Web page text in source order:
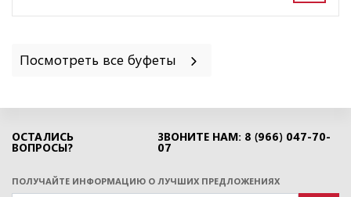
Посмотреть все буфеты
ОСТАЛИСЬ
ВОПРОСЫ?
ЗВОНИТЕ НАМ: 8 (966) 047-70-
07
ПОЛУЧАЙТЕ ИНФОРМАЦИЮ О ЛУЧШИХ ПРЕДЛОЖЕНИЯХ